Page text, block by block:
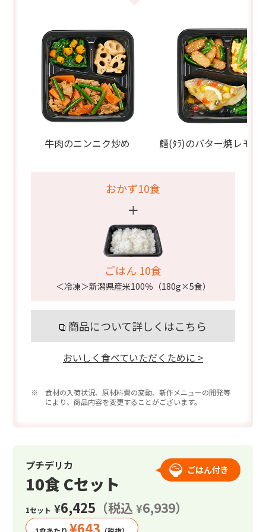
牛肉のニンニク炒め 鱈(ﾀﾗ)のバター焼レモン
おかず10食
＋
ごはん 10食
＜冷凍＞新潟県産米100％（180g×5食）
商品について詳しくはこちら
おいしく食べていただくために >
※ 食材の入荷状況、原材料費の変動、新作メニューの開発等
により、商品内容を変更することがございます。
ごはん付き
プチデリカ
10食 Cセット
1セット ¥6,425 （税込¥6,939）
¥643